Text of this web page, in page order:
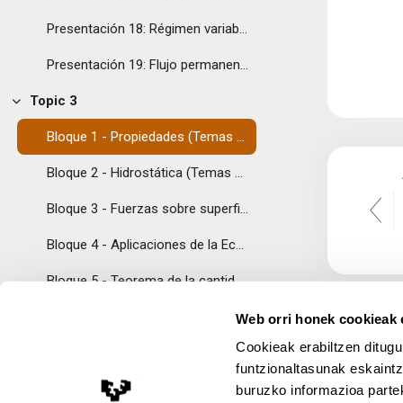
Web orri honek cookieak
Cookieak erabiltzen
funtzionaltasunak
buruzko informazioa
Presentación 18: Régimen variable en tuberías
Presentación 19: Flujo permanente en conductos abiertos - Canales
Tolestu
Topic 3
Bloque 1 - Propiedades (Temas 1 y 2)
Bloque 2 - Hidrostática (Temas 3 y 4)
Bloque 3 - Fuerzas sobre superficies (Temas 5 y 6)
Bloque 4 - Aplicaciones de la Ecuación de Bernoulli (Temas 10 y 11)
Bloque 5 - Teorema de la cantidad de movimiento (Temas 12 y 13)
Bloque 6 - Análisis dimensional y teoría de modelos (Tema 14)
Bloque 7 - Pérdidas de carga (Temas 16 y 17)
Bloque 8 - Golpe de ariete y Canales (Temas 18 y 19) Lege Oharra